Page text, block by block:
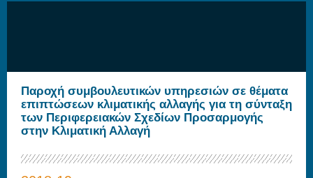
Παροχή συμβουλευτικών υπηρεσιών σε θέματα
επιπτώσεων κλιματικής αλλαγής για τη σύνταξη
των Περιφερειακών Σχεδίων Προσαρμογής
στην Κλιματική Αλλαγή